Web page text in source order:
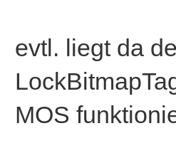
evtl. liegt da
MOS